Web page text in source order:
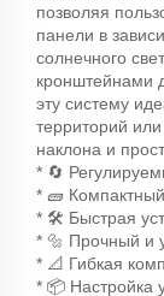
позволяя
панели в
солнечного
кронштейнами
эту систему
территорий
наклона и
* 🔄
* 🧱
* 🛠️ Быстрая
* 🔩 Прочный и
* 📐 Гибкая
* 📦 Настройка